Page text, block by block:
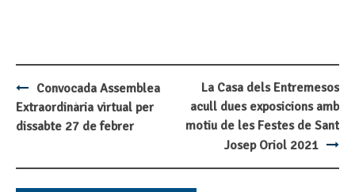
Post
navigation
Convocada Assemblea
Extraordinària virtual per
dissabte 27 de febrer
La Casa dels Entremesos
acull dues exposicions amb
motiu de les Festes de Sant
Josep Oriol 2021